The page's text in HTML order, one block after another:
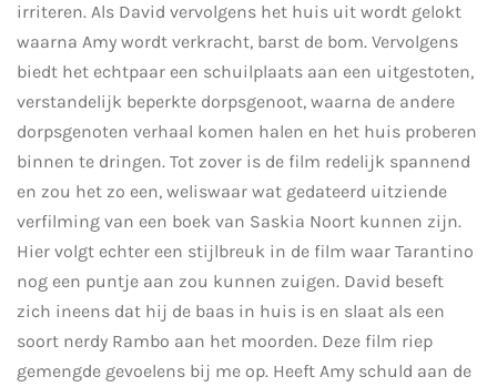
irriteren. Als David vervolgens het huis uit wordt gelokt
waarna Amy wordt verkracht, barst de bom. Vervolgens
biedt het echtpaar een schuilplaats aan een uitgestoten,
verstandelijk beperkte dorpsgenoot, waarna de andere
dorpsgenoten verhaal komen halen en het huis proberen
binnen te dringen. Tot zover is de film redelijk spannend
en zou het zo een, weliswaar wat gedateerd uitziende
verfilming van een boek van Saskia Noort kunnen zijn.
Hier volgt echter een stijlbreuk in de film waar Tarantino
nog een puntje aan zou kunnen zuigen. David beseft
zich ineens dat hij de baas in huis is en slaat als een
soort nerdy Rambo aan het moorden. Deze film riep
gemengde gevoelens bij me op. Heeft Amy schuld aan de